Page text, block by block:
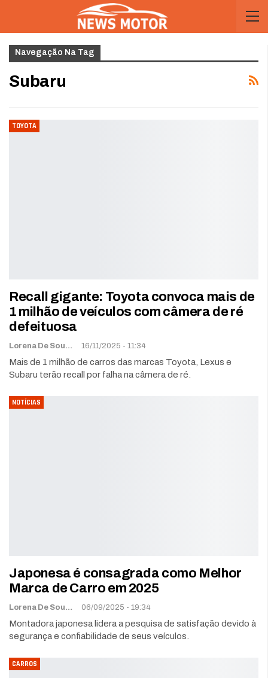
Navegação Na Tag
Subaru
TOYOTA
Recall gigante: Toyota convoca mais de
1 milhão de veículos com câmera de ré
defeituosa
Lorena De Sousa 16/11/2025 - 11:34
Mais de 1 milhão de carros das marcas Toyota, Lexus e
Subaru terão recall por falha na câmera de ré.
NOTÍCIAS
Japonesa é consagrada como Melhor
Marca de Carro em 2025
Lorena De Sousa 06/09/2025 - 19:34
Montadora japonesa lidera a pesquisa de satisfação devido à
segurança e confiabilidade de seus veículos.
CARROS